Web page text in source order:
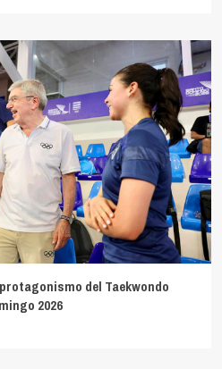
del Taekwondo
2026